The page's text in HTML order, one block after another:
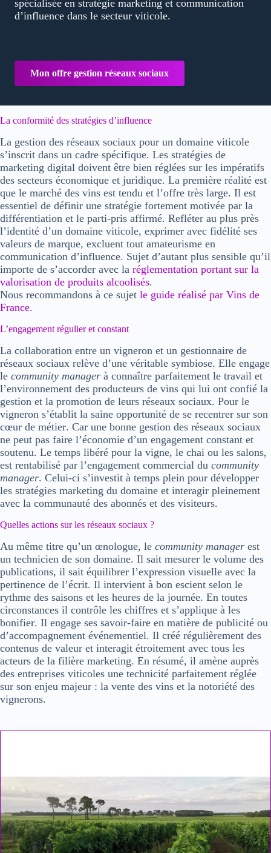
spécialisée en stratégie marketing et communication
d’influence dans le secteur viticole.
Mon offre gestion réseaux sociaux
La conformité des stratégies d’influence
La gestion des réseaux sociaux pour un domaine viticole
s’inscrit dans un cadre spécifique. Les stratégies de
marketing digital doivent être bien réglées sur les impératifs
des secteurs économique et juridique. La première réalité est
que le marché des vins est tendu et l’offre très large. Il est
essentiel de définir une stratégie fortement motivée par la
différentiation et le parti-pris affirmé. Refléter au plus près
l’identité d’un domaine viticole, exprimer avec fidélité ses
valeurs de marque, excluent tout amateurisme en
communication d’influence. Sujet d’autant plus sensible qu’il
importe de s’accorder avec la réglementation portant sur la
valorisation de produits alcoolisés.
Nous recommandons à ce sujet le guide réalisé par Vins de
France.
L’engagement régulier et constant
La collaboration entre un vigneron et un gestionnaire de
réseaux sociaux relève d’une véritable symbiose. Elle engage
le community manager à connaître parfaitement le travail et
l’environnement des producteurs de vins qui lui ont confié la
gestion et la promotion de leurs réseaux sociaux. Pour le
vigneron s’établit la saine opportunité de se recentrer sur son
cœur de métier. Car une bonne gestion des réseaux sociaux
ne peut pas faire l’économie d’un engagement constant et
soutenu. Le temps libéré pour la vigne, le chai ou les salons,
est rentabilisé par l’engagement commercial du community
manager. Celui-ci s’investit à temps plein pour développer
les stratégies marketing du domaine et interagir pleinement
avec la communauté des abonnés et des visiteurs.
Quelles actions sur les réseaux sociaux ?
Au même titre qu’un œnologue, le community manager est
un technicien de son domaine. Il sait mesurer le volume des
publications, il sait équilibrer l’expression visuelle avec la
pertinence de l’écrit. Il intervient à bon escient selon le
rythme des saisons et les heures de la journée. En toutes
circonstances il contrôle les chiffres et s’applique à les
bonifier. Il engage ses savoir-faire en matière de publicité ou
d’accompagnement événementiel. Il créé régulièrement des
contenus de valeur et interagit étroitement avec tous les
acteurs de la filière marketing. En résumé, il amène auprès
des entreprises viticoles une technicité parfaitement réglée
sur son enjeu majeur : la vente des vins et la notoriété des
vignerons.